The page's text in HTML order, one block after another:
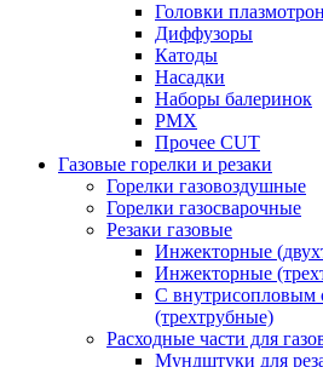
Головки
Диффузоры
Катоды
Насадки
Наборы балеринок
PMX
Прочее CUT
Газовые горелки и резаки
Горелки газовоздушные
Горелки газосварочные
Резаки газовые
Инжекторные
Инжекторные
С внутрисопловым
(трехтрубные)
Расходные части для
Мундштуки для